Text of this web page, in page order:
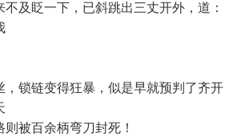
及眨一下，已斜跳出三丈开外，道：
锁链变得狂暴，似是早就预判了齐开
被百余柄弯刀封死！